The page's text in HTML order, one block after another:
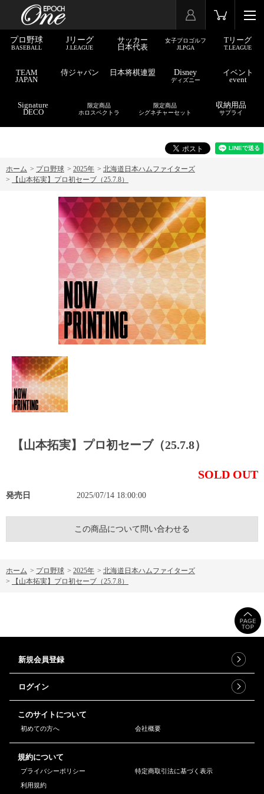
プロ野球
BASEBALL
Jリーグ
J.LEAGUE
サッカー
日本代表
女子プロゴルフ
JLPGA
Tリーグ
T.LEAGUE
TEAM
JAPAN
侍ジャパン 日本将棋連盟 Disney
ディズニー
イベント
event
Signature
DECO
限定商品
ホロスペクトラ
限定商品
シグネチャーセット
収納用品
サプライ
ホーム > プロ野球 > 2025年 > 北海道日本ハムファイターズ
>
【山本拓実】プロ初セーブ（25.7.8）
【山本拓実】プロ初セーブ（25.7.8）
SOLD OUT
発売日 2025/07/14 18:00:00
この商品について問い合わせる
ホーム > プロ野球 > 2025年 > 北海道日本ハムファイターズ
>
【山本拓実】プロ初セーブ（25.7.8）
新規会員登録
ログイン
このサイトについて
初めての方へ 会社概要
規約について
プライバシーポリシー
特定商取引法に基づく表示
利用規約